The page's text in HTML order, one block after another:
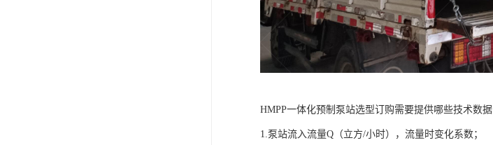
HMPP一体化预制泵站选型订购需要提供哪些技术数据
1.泵站流入流量Q（立方/小时），流量时变化系数；